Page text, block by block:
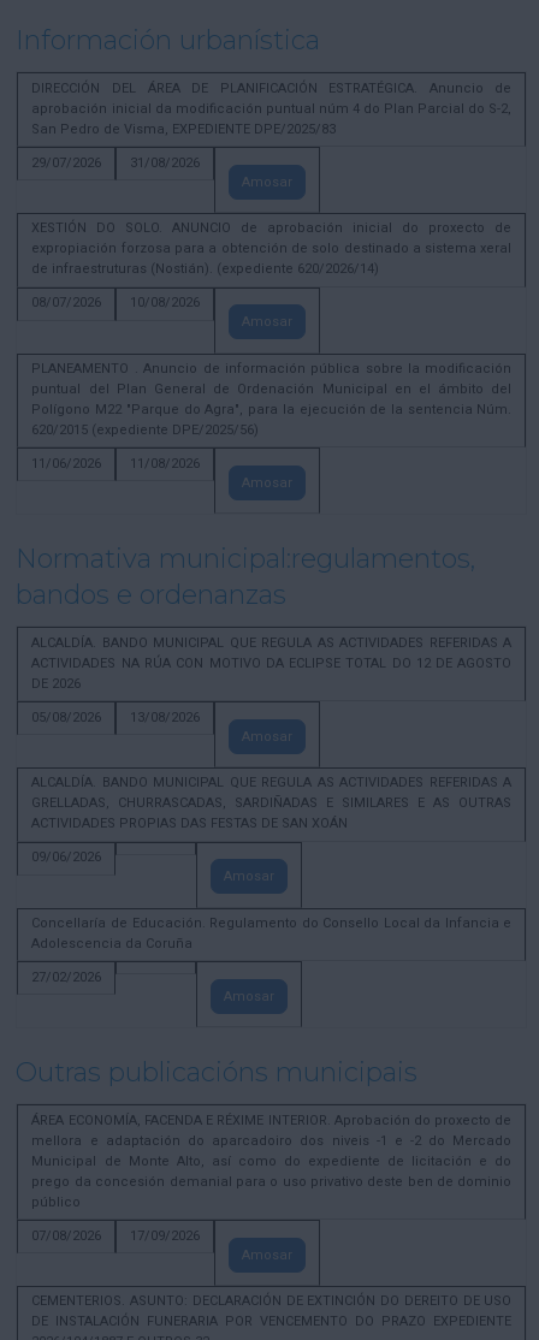
Información urbanística
DIRECCIÓN DEL ÁREA DE PLANIFICACIÓN ESTRATÉGICA. Anuncio de
aprobación inicial da modificación puntual núm 4 do Plan Parcial do S-2,
San Pedro de Visma, EXPEDIENTE DPE/2025/83
29/07/2026
31/08/2026
Amosar
XESTIÓN DO SOLO. ANUNCIO de aprobación inicial do proxecto de
expropiación forzosa para a obtención de solo destinado a sistema xeral
de infraestruturas (Nostián). (expediente 620/2026/14)
08/07/2026
10/08/2026
Amosar
PLANEAMENTO . Anuncio de información pública sobre la modificación
puntual del Plan General de Ordenación Municipal en el ámbito del
Polígono M22 "Parque do Agra", para la ejecución de la sentencia Núm.
620/2015 (expediente DPE/2025/56)
11/06/2026
11/08/2026
Amosar
Normativa municipal:regulamentos,
bandos e ordenanzas
ALCALDÍA. BANDO MUNICIPAL QUE REGULA AS ACTIVIDADES REFERIDAS A
ACTIVIDADES NA RÚA CON MOTIVO DA ECLIPSE TOTAL DO 12 DE AGOSTO
DE 2026
05/08/2026
13/08/2026
Amosar
ALCALDÍA. BANDO MUNICIPAL QUE REGULA AS ACTIVIDADES REFERIDAS A
GRELLADAS, CHURRASCADAS, SARDIÑADAS E SIMILARES E AS OUTRAS
ACTIVIDADES PROPIAS DAS FESTAS DE SAN XOÁN
09/06/2026
Amosar
Concellaría de Educación. Regulamento do Consello Local da Infancia e
Adolescencia da Coruña
27/02/2026
Amosar
Outras publicacións municipais
ÁREA ECONOMÍA, FACENDA E RÉXIME INTERIOR. Aprobación do proxecto de
mellora e adaptación do aparcadoiro dos niveis -1 e -2 do Mercado
Municipal de Monte Alto, así como do expediente de licitación e do
prego da concesión demanial para o uso privativo deste ben de dominio
público
07/08/2026
17/09/2026
Amosar
CEMENTERIOS. ASUNTO: DECLARACIÓN DE EXTINCIÓN DO DEREITO DE USO
DE INSTALACIÓN FUNERARIA POR VENCEMENTO DO PRAZO EXPEDIENTE